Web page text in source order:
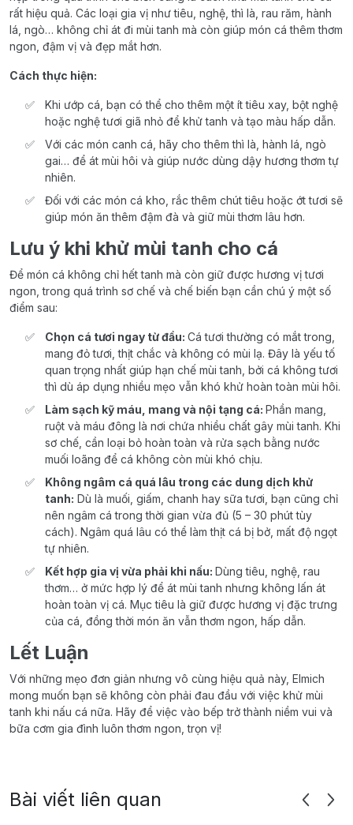
rất hiệu quả. Các loại gia vị như tiêu, nghệ, thì là, rau răm, hành
lá, ngò… không chỉ át đi mùi tanh mà còn giúp món cá thêm thơm
ngon, đậm vị và đẹp mắt hơn.
Cách thực hiện:
Khi ướp cá, bạn có thể cho thêm một ít tiêu xay, bột nghệ
hoặc nghệ tươi giã nhỏ để khử tanh và tạo màu hấp dẫn.
Với các món canh cá, hãy cho thêm thì là, hành lá, ngò
gai… để át mùi hôi và giúp nước dùng dậy hương thơm tự
nhiên.
Đối với các món cá kho, rắc thêm chút tiêu hoặc ớt tươi sẽ
giúp món ăn thêm đậm đà và giữ mùi thơm lâu hơn.
Lưu ý khi khử mùi tanh cho cá
Để món cá không chỉ hết tanh mà còn giữ được hương vị tươi
ngon, trong quá trình sơ chế và chế biến bạn cần chú ý một số
điểm sau:
Chọn cá tươi ngay từ đầu: Cá tươi thường có mắt trong,
mang đỏ tươi, thịt chắc và không có mùi lạ. Đây là yếu tố
quan trọng nhất giúp hạn chế mùi tanh, bởi cá không tươi
thì dù áp dụng nhiều mẹo vẫn khó khử hoàn toàn mùi hôi.
Làm sạch kỹ máu, mang và nội tạng cá: Phần mang,
ruột và máu đông là nơi chứa nhiều chất gây mùi tanh. Khi
sơ chế, cần loại bỏ hoàn toàn và rửa sạch bằng nước
muối loãng để cá không còn mùi khó chịu.
Không ngâm cá quá lâu trong các dung dịch khử
tanh: Dù là muối, giấm, chanh hay sữa tươi, bạn cũng chỉ
nên ngâm cá trong thời gian vừa đủ (5 – 30 phút tùy
cách). Ngâm quá lâu có thể làm thịt cá bị bở, mất độ ngọt
tự nhiên.
Kết hợp gia vị vừa phải khi nấu: Dùng tiêu, nghệ, rau
thơm… ở mức hợp lý để át mùi tanh nhưng không lấn át
hoàn toàn vị cá. Mục tiêu là giữ được hương vị đặc trưng
của cá, đồng thời món ăn vẫn thơm ngon, hấp dẫn.
Lết Luận
Với những mẹo đơn giản nhưng vô cùng hiệu quả này, Elmich
mong muốn bạn sẽ không còn phải đau đầu với việc khử mùi
tanh khi nấu cá nữa. Hãy để việc vào bếp trở thành niềm vui và
bữa cơm gia đình luôn thơm ngon, trọn vị!
Bài viết liên quan